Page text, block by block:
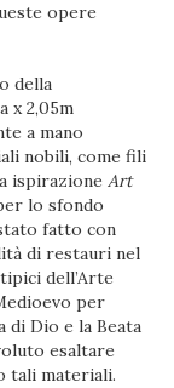
opere
della
x 2,05m
a mano
nobili, come fili
ispirazioneArt
lo sfondo
fatto con
di restauri nel
dell’Arte
per
di Dio e la Beata
esaltare
tali materiali.